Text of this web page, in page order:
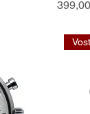
Preço